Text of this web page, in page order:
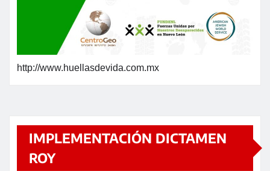
http://www.huellasdevida.com.mx
IMPLEMENTACIÓN DICTAMEN
ROY